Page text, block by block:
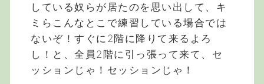
している奴らが居たのを思い出して、キ
ミらこんなとこで練習している場合では
ないぞ！すぐに2階に降りて来るよろ
し！と、全員2階に引っ張って来て、セ
ッションじゃ！セッションじゃ！